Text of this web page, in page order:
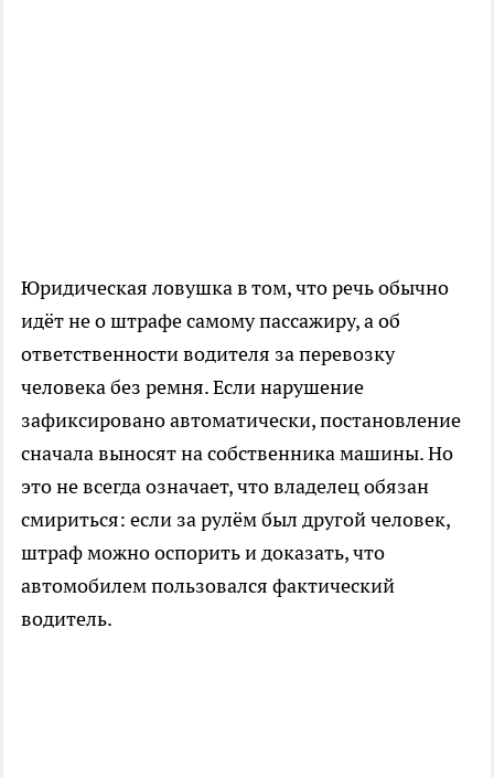
Юридическая ловушка в том, что речь обычно
идёт не о штрафе самому пассажиру, а об
ответственности водителя за перевозку
человека без ремня. Если нарушение
зафиксировано автоматически, постановление
сначала выносят на собственника машины. Но
это не всегда означает, что владелец обязан
смириться: если за рулём был другой человек,
штраф можно оспорить и доказать, что
автомобилем пользовался фактический
водитель.